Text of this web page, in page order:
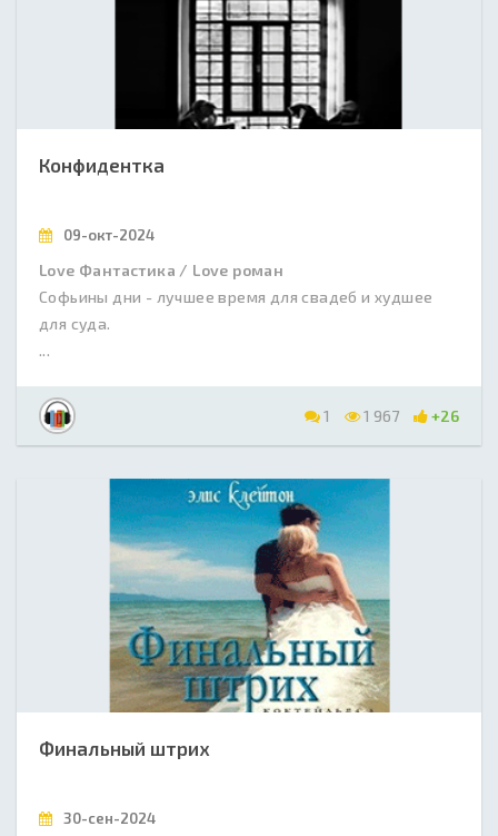
Конфидентка
09-окт-2024
Love Фантастика / Love роман
Софьины дни - лучшее время для свадеб и худшее
для суда.
...
1 1 967 +26
Финальный штрих
30-сен-2024